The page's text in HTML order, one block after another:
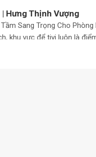
Hưng Thịnh Vượng
Sang Trọng Cho
khu vực để tivi luôn là